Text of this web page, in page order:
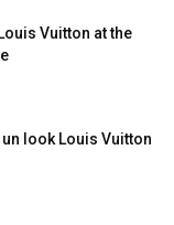
Vuitton at the
look Louis Vuitton